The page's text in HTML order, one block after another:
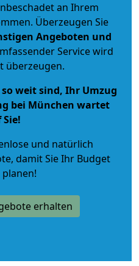
an Ihrem
Überzeugen Sie
Angeboten und
Service wird
überzeugen.
weit sind, Ihr Umzug
bei München wartet
und natürlich
, damit Sie Ihr Budget
erhalten